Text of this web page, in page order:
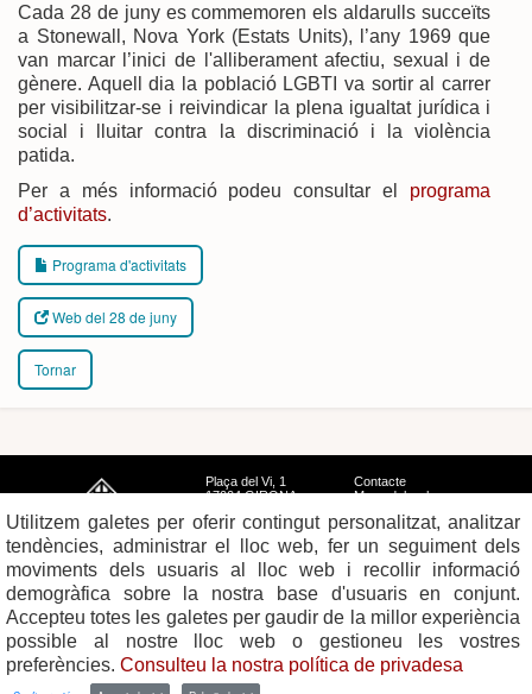
Cada 28 de juny es commemoren els aldarulls succeïts
a Stonewall, Nova York (Estats Units), l’any 1969 que
van marcar l’inici de l'alliberament afectiu, sexual i de
gènere. Aquell dia la població LGBTI va sortir al carrer
per visibilitzar-se i reivindicar la plena igualtat jurídica i
social i lluitar contra la discriminació i la violència
patida.
Per a més informació podeu consultar el programa
d’activitats.
Programa d'activitats
Web del 28 de juny
Tornar
Plaça del Vi, 1
17004 GIRONA
Contacte
Mapa del web
Avís legal
Utilitzem galetes per oferir contingut personalitzat, analitzar
tendències, administrar el lloc web, fer un seguiment dels
moviments dels usuaris al lloc web i recollir informació
demogràfica sobre la nostra base d'usuaris en conjunt.
Accepteu totes les galetes per gaudir de la millor experiència
possible al nostre lloc web o gestioneu les vostres
preferències. Consulteu la nostra política de privadesa